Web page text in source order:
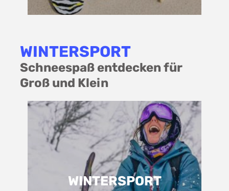
WINTERSPORT
Schneespaß entdecken für
Groß und Klein
WINTERSPORT